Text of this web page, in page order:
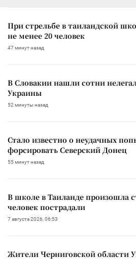
При стрельбе в таиландской
не менее 20 человек
47 минут назад
В Словакии нашли сотни
Украины
52 минуты назад
Стало известно о неудачных
форсировать Северский Донец
55 минут назад
В школе в Таиланде произошла
человек пострадали
7 августа 2026, 06:53
Жители Черниговской области